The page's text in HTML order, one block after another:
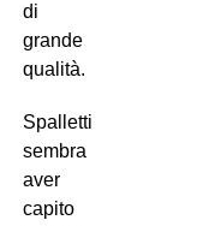
di
grande
qualità.
Spalletti
sembra
aver
capito